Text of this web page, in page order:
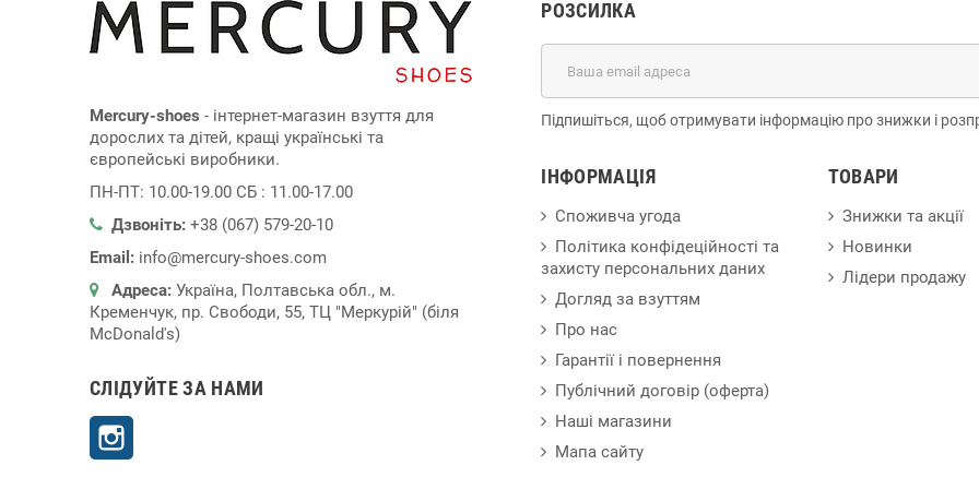
Mercury-shoes - інтернет-магазин взуття для
дорослих та дітей, кращі українські та
європейські виробники.
ПН-ПТ: 10.00-19.00 СБ : 11.00-17.00
Дзвоніть: +38 (067) 579-20-10
Email: info@mercury-shoes.com
Адреса: Україна, Полтавська обл., м.
Кременчук, пр. Свободи, 55, ТЦ "Меркурій" (біля
McDonald's)
СЛІДУЙТЕ ЗА НАМИ
РОЗСИЛКА
Підпишіться, щоб отримувати інформацію про знижки і
ІНФОРМАЦІЯ
Споживча угода
Політика конфідеційності та
захисту персональних даних
Догляд за взуттям
Про нас
Гарантії і повернення
Публічний договір (оферта)
Наші магазини
Мапа сайту
ТОВАРИ
Знижки та акції
Новинки
Лідери продажу